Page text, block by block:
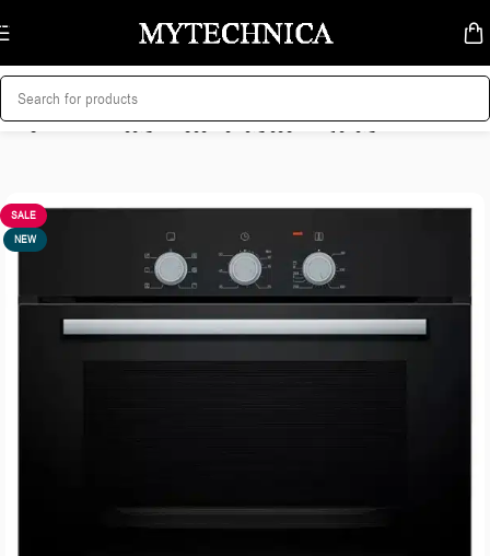
Skip to navigation
Skip to main content
მთავარი/სამზარეულოს ტექნიკა/ელექტრო ღუმელი
SALE
NEW